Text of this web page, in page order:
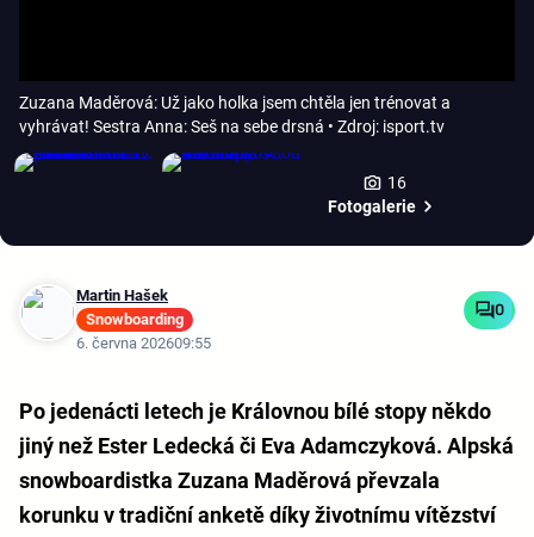
Zuzana Maděrová: Už jako holka jsem chtěla jen trénovat a
vyhrávat! Sestra Anna: Seš na sebe drsná • Zdroj: isport.tv
16
Fotogalerie
Martin Hašek
Snowboarding
6. června 202609:55
0
Po jedenácti letech je Královnou bílé stopy někdo
jiný než Ester Ledecká či Eva Adamczyková. Alpská
snowboardistka Zuzana Maděrová převzala
korunku v tradiční anketě díky životnímu vítězství